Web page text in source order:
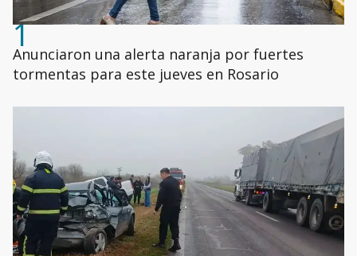
1
Anunciaron una alerta naranja por fuertes
tormentas para este jueves en Rosario